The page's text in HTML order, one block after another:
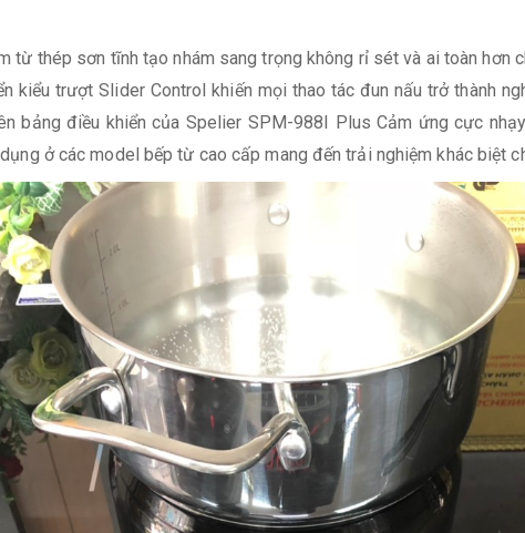
từ thép sơn tĩnh tạo nhám sang trọng không rỉ sét và ai toàn hơn
kiểu trượt Slider Control khiến mọi thao tác đun nấu trở thành
bảng điều khiển của Spelier SPM-988I Plus Cảm ứng cực
ở các model bếp từ cao cấp mang đến trải nghiệm khác biệt